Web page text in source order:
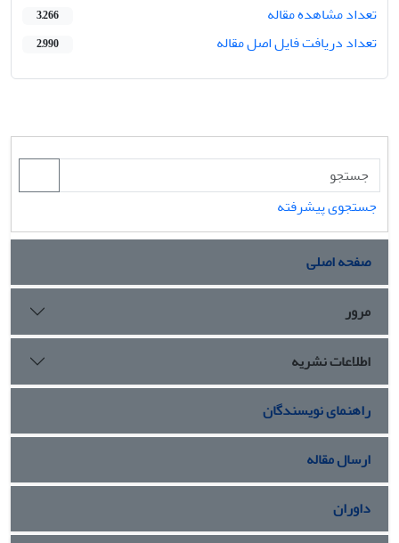
تعداد مشاهده مقاله
3,266
تعداد دریافت فایل اصل مقاله 2,990
جستجوی پیشرفته
صفحه اصلی
مرور
اطلاعات نشریه
راهنمای نویسندگان
ارسال مقاله
داوران